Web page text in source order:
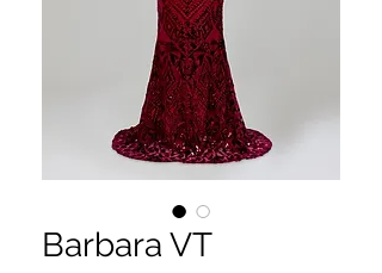
Barbara VT